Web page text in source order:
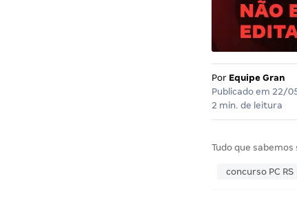
Por Equipe Gran
Publicado em 22/
2 min. de leitura
Tudo que sabemos
concurso PC RS